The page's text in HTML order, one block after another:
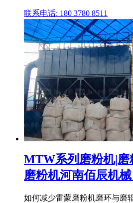
联系电话: 180 3780 8511
MTW系列磨粉机|磨
磨粉机河南佰辰机械
如何减少雷蒙磨粉机磨环与磨